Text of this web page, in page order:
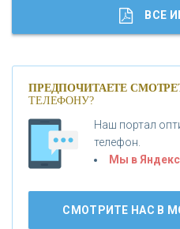
«ГАЗПРОМБАНК»
«МОСКОВСКИЙ
«БАНК ВОЗРОЖДЕНИЕ»
АО «КРЕДИТ ЕВРОПА
Банки.ру обновил
ВСЕ
ПРЕДПОЧИТАЕТЕ
ТЕЛЕФОНУ?
Наш портал
телефон.
Мы в
СМОТРИТЕ НАС В